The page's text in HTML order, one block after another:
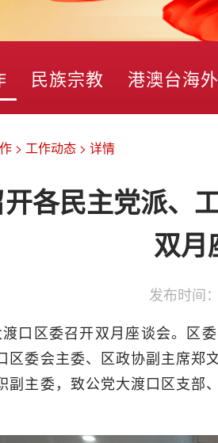
民族宗教 港澳台海外
> 工作动态 > 详情
各民主党派、
双月
发布时间：
口区委召开双月座谈会。区
区委会主委、区政协副主席郑
副主委，致公党大渡口区支部